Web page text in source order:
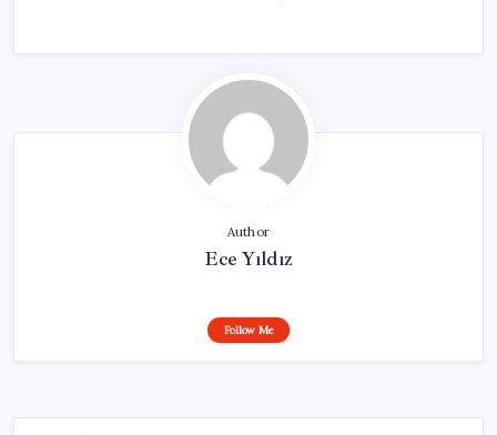
Author
Ece Yıldız
Follow Me